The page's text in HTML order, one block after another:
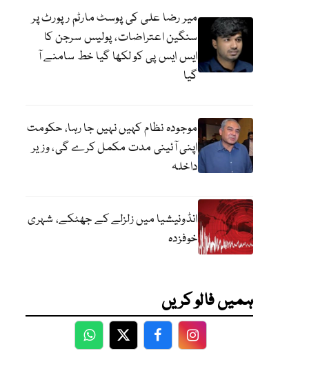
میر رضا علی کی پوسٹ مارٹم رپورٹ پر
سنگین اعتراضات، پولیس سرجن کا
ایس ایس پی کو لکھا گیا خط سامنے آ
گیا
موجودہ نظام کہیں نہیں جا رہا، حکومت
اپنی آئینی مدت مکمل کرے گی، وزیر
داخلہ
انڈونیشیا میں زلزلے کے جھٹکے، شہری
خوفزدہ
ہمیں فالو کریں
WhatsApp
TwitterFacebookFacebook